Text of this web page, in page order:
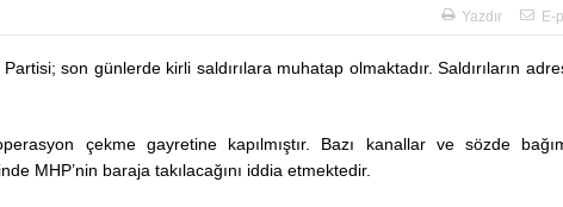
Yazdır E-
son günlerde kirli saldırılara muhatap olmaktadır. Saldırıların
çekme gayretine kapılmıştır. Bazı kanallar ve sözde
MHP’nin baraja takılacağını iddia etmektedir.